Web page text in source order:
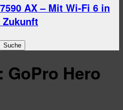
AX – Mit Wi-Fi 6 in
GoPro Hero